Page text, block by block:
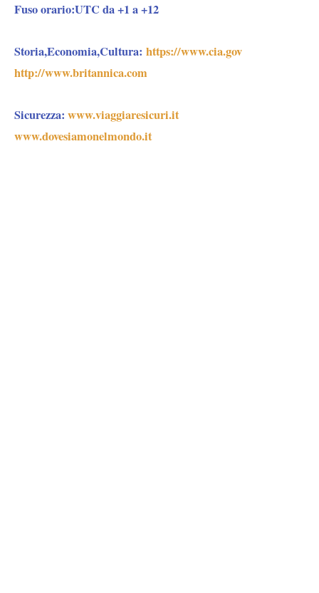
Fuso orario:UTC da +1 a +12
Storia,Economia,Cultura: https://www.cia.gov
http://www.britannica.com
Sicurezza: www.viaggiaresicuri.it
www.dovesiamonelmondo.it